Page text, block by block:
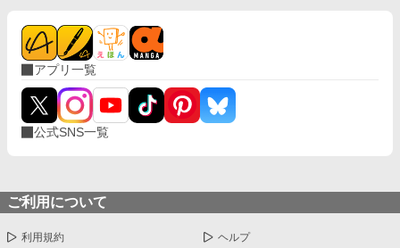
アプリ一覧
公式SNS一覧
ご利用について
利用規約 ヘルプ